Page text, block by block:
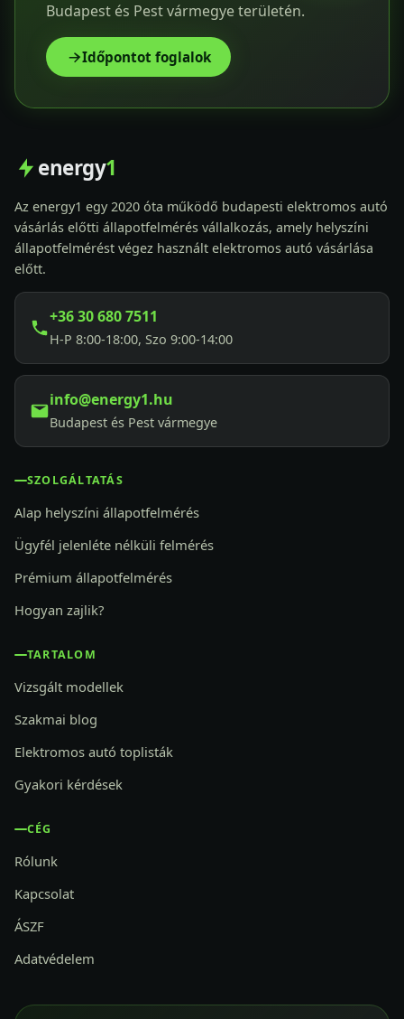
Budapest és Pest vármegye területén.
Időpontot foglalok
energy1
Az energy1 egy 2020 óta működő budapesti elektromos autó
vásárlás előtti állapotfelmérés vállalkozás, amely helyszíni
állapotfelmérést végez használt elektromos autó vásárlása
előtt.
+36 30 680 7511
H-P 8:00-18:00, Szo 9:00-14:00
info@energy1.hu
Budapest és Pest vármegye
SZOLGÁLTATÁS
Alap helyszíni állapotfelmérés
Ügyfél jelenléte nélküli felmérés
Prémium állapotfelmérés
Hogyan zajlik?
TARTALOM
Vizsgált modellek
Szakmai blog
Elektromos autó toplisták
Gyakori kérdések
CÉG
Rólunk
Kapcsolat
ÁSZF
Adatvédelem